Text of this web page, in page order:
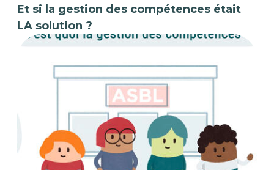
Et si la gestion des compétences était
LA solution ?